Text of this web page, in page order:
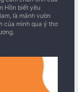
Hồn biết yêu
là mảnh vườn
của mình qua ý thơ